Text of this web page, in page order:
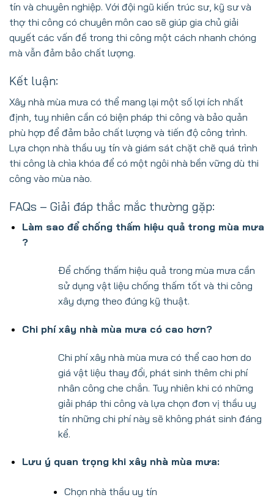
tín và chuyên nghiệp. Với đội ngũ kiến trúc sư, kỹ sư và
thợ thi công có chuyên môn cao sẽ giúp gia chủ giải
quyết các vấn đề trong thi công một cách nhanh chóng
mà vẫn đảm bảo chất lượng.
Kết luận:
Xây nhà mùa mưa có thể mang lại một số lợi ích nhất
định, tuy nhiên cần có biện pháp thi công và bảo quản
phù hợp để đảm bảo chất lượng và tiến độ công trình.
Lựa chọn nhà thầu uy tín và giám sát chặt chẽ quá trình
thi công là chìa khóa để có một ngôi nhà bền vững dù thi
công vào mùa nào.
FAQs – Giải đáp thắc mắc thường gặp:
Làm sao để chống thấm hiệu quả trong mùa mưa
?
Để chống thấm hiệu quả trong mùa mưa cần
sử dụng vật liệu chống thấm tốt và thi công
xây dựng theo đúng kỹ thuật.
Chi phí xây nhà mùa mưa có cao hơn?
Chi phí xây nhà mùa mưa có thể cao hơn do
giá vật liệu thay đổi, phát sinh thêm chi phí
nhân công che chắn. Tuy nhiên khi có những
giải pháp thi công và lựa chọn đơn vị thầu uy
tín những chi phí này sẽ không phát sinh đáng
kể.
Lưu ý quan trọng khi xây nhà mùa mưa:
Chọn nhà thầu uy tín